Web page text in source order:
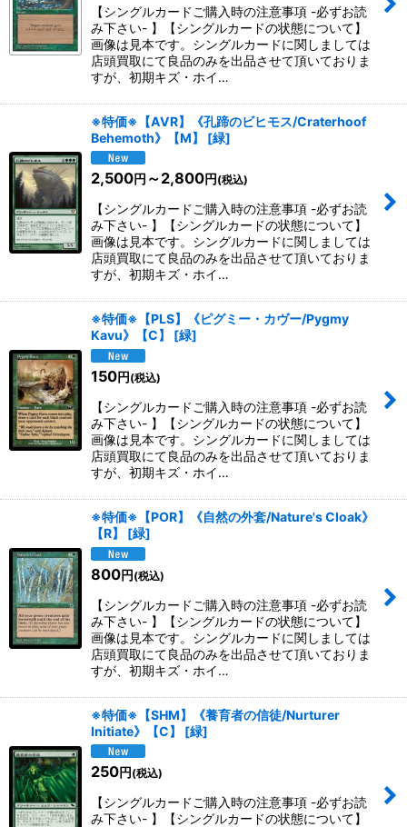
【シングルカードご購入時の注意事項 -必ずお読
み下さい- 】【シングルカードの状態について】
画像は見本です。シングルカードに関しましては
店頭買取にて良品のみを出品させて頂いておりま
すが、初期キズ・ホイ…
※特価※【AVR】《孔蹄のビヒモス/Craterhoof
Behemoth》【M】
[緑]
2,500円 ～2,800円 (税込)
【シングルカードご購入時の注意事項 -必ずお読
み下さい- 】【シングルカードの状態について】
画像は見本です。シングルカードに関しましては
店頭買取にて良品のみを出品させて頂いておりま
すが、初期キズ・ホイ…
※特価※【PLS】《ピグミー・カヴー/Pygmy
Kavu》【C】
[緑]
150円 (税込)
【シングルカードご購入時の注意事項 -必ずお読
み下さい- 】【シングルカードの状態について】
画像は見本です。シングルカードに関しましては
店頭買取にて良品のみを出品させて頂いておりま
すが、初期キズ・ホイ…
※特価※【POR】《自然の外套/Nature's Cloak》
【R】
[緑]
800円 (税込)
【シングルカードご購入時の注意事項 -必ずお読
み下さい- 】【シングルカードの状態について】
画像は見本です。シングルカードに関しましては
店頭買取にて良品のみを出品させて頂いておりま
すが、初期キズ・ホイ…
※特価※【SHM】《養育者の信徒/Nurturer
Initiate》【C】
[緑]
250円 (税込)
【シングルカードご購入時の注意事項 -必ずお読
み下さい- 】【シングルカードの状態について】